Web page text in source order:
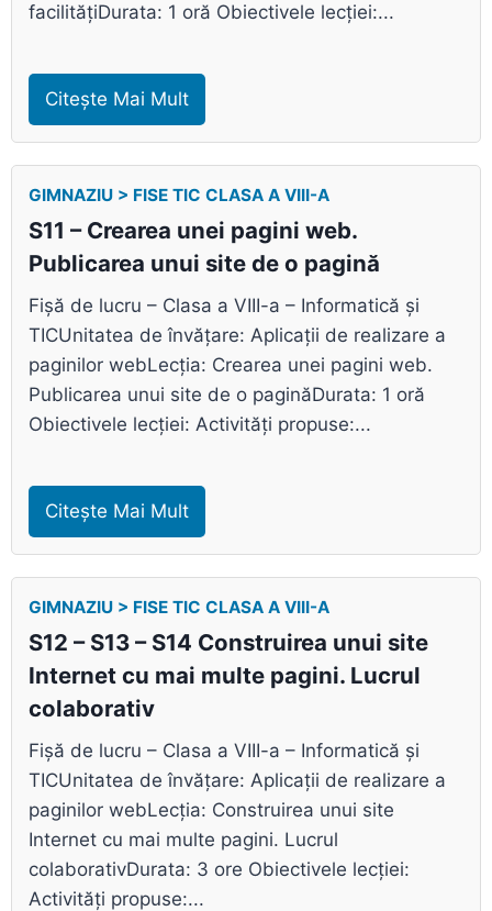
facilitățiDurata: 1 oră Obiectivele lecției:...
Citește Mai Mult
GIMNAZIU > FISE TIC CLASA A VIII-A
S11 – Crearea unei pagini web.
Publicarea unui site de o pagină
Fișă de lucru – Clasa a VIII-a – Informatică și
TICUnitatea de învățare: Aplicații de realizare a
paginilor webLecția: Crearea unei pagini web.
Publicarea unui site de o paginăDurata: 1 oră
Obiectivele lecției: Activități propuse:...
Citește Mai Mult
GIMNAZIU > FISE TIC CLASA A VIII-A
S12 – S13 – S14 Construirea unui site
Internet cu mai multe pagini. Lucrul
colaborativ
Fișă de lucru – Clasa a VIII-a – Informatică și
TICUnitatea de învățare: Aplicații de realizare a
paginilor webLecția: Construirea unui site
Internet cu mai multe pagini. Lucrul
colaborativDurata: 3 ore Obiectivele lecției:
Activități propuse:...